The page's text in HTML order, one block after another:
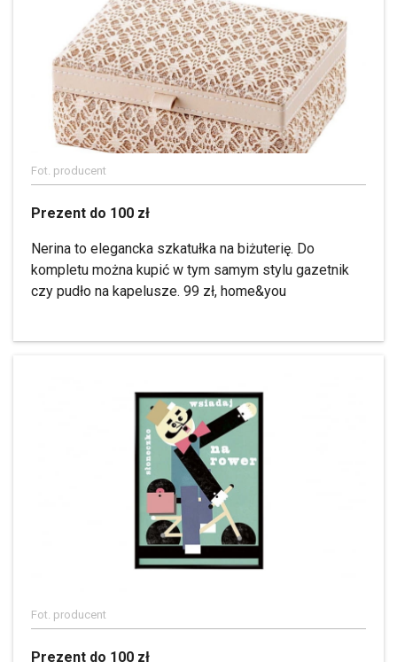
Fot. producent
Prezent do 100 zł
Nerina to elegancka szkatułka na biżuterię. Do
kompletu można kupić w tym samym stylu gazetnik
czy pudło na kapelusze. 99 zł, home&you
Fot. producent
Prezent do 100 zł